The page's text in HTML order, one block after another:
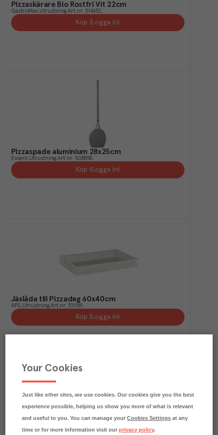
Pizzaskärare Bio Rostfri Vit 22cm
GastroMax Utrustning Art.nr. 514652
Köp (Logga in)
Pizzaspade aluminium 28x25cm
Exxent Utrustning Art.nr. 508858
Köp (Logga in)
Jäslåda till Pizzadeg 60x40cm
APS Utrustning Art.nr. 511159
Köp (Logga in)
Your Cookies
Just like other sites, we use cookies. Our cookies give you the best
experience possible, helping us show you more of what is relevant
and useful to you. You can manage yourCookies Settings at any
time or for more information visit ourprivacy policy.